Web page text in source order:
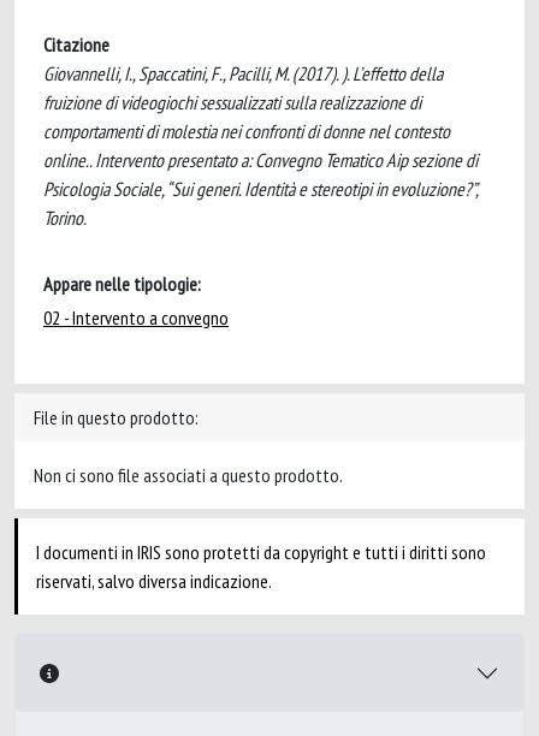
Citazione
Giovannelli, I., Spaccatini, F., Pacilli, M. (2017). ). L’effetto della
fruizione di videogiochi sessualizzati sulla realizzazione di
comportamenti di molestia nei confronti di donne nel contesto
online.. Intervento presentato a: Convegno Tematico Aip sezione di
Psicologia Sociale, “Sui generi. Identità e stereotipi in evoluzione?”,
Torino.
Appare nelle tipologie:
02 - Intervento a convegno
File in questo prodotto:
Non ci sono file associati a questo prodotto.
I documenti in IRIS sono protetti da copyright e tutti i diritti sono
riservati, salvo diversa indicazione.